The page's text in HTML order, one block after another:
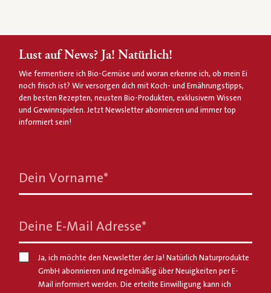
Lust auf News? Ja! Natürlich!
Wie fermentiere ich Bio-Gemüse und woran erkenne ich, ob mein Ei
noch frisch ist? Wir versorgen dich mit Koch- und Ernährungstipps,
den besten Rezepten, neusten Bio-Produkten, exklusivem Wissen
und Gewinnspielen. Jetzt Newsletter abonnieren und immer top
informiert sein!
Dein Vorname*
Deine E-Mail Adresse*
Ja, ich möchte den Newsletter der Ja! Natürlich Naturprodukte
GmbH abonnieren und regelmäßig über Neuigkeiten per E-
Mail informiert werden. Die erteilte Einwilligung kann ich